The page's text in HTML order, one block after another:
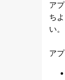
ア
ち
い。
ア